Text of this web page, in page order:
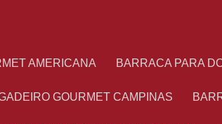
AMERICANA BARRACA PARA
GOURMET CAMPINAS